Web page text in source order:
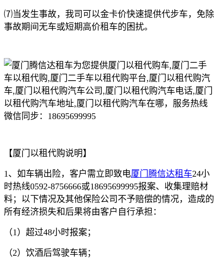
⑺当发生事故，我司可以金卡价快速提供代步车，免除
事故期间无车或短期高价租车的困扰。
【厦门以租代购说明】
1、如车辆出险，客户需立即致电厦门腾信达租车24小
时热线0592-8756666或18695699995报案、收集理赔材
料；以下情况及其他保险公司不予赔偿的情况，造成的
所有经济损失和后果将由客户自行承担：
（1）超过48小时报案；
（2）饮酒后驾驶车辆；